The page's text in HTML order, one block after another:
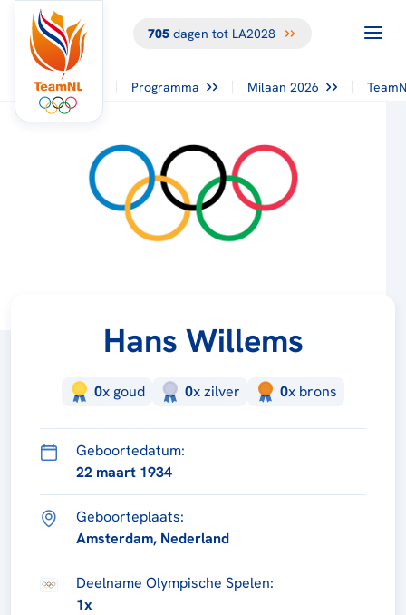
705dagen tot LA2028
Programma Milaan 2026
Hans Willems
0x goud 0xzilver 0x brons
Geboortedatum:
22 maart 1934
Geboorteplaats:
Amsterdam, Nederland
Deelname Olympische Spelen:
1x